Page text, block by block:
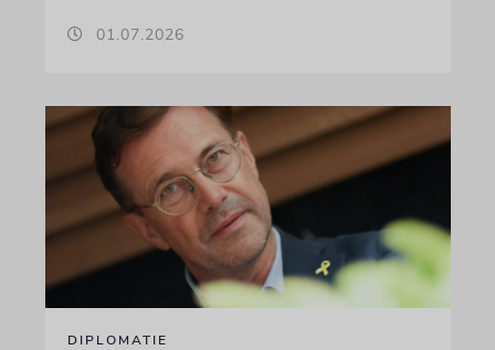
01.07.2026
DIPLOMATIE